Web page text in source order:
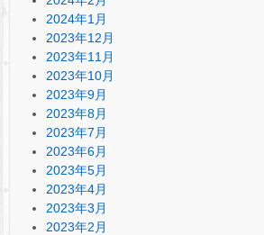
2024年1月
2023年12月
2023年11月
2023年10月
2023年9月
2023年8月
2023年7月
2023年6月
2023年5月
2023年4月
2023年3月
2023年2月